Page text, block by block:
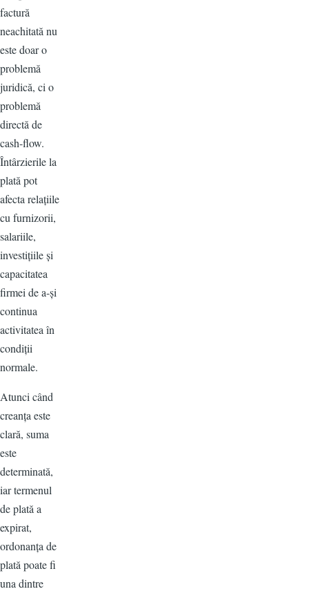
factură
neachitată nu
este doar o
problemă
juridică, ci o
problemă
directă de
cash-flow.
Întârzierile la
plată pot
afecta relațiile
cu furnizorii,
salariile,
investițiile și
capacitatea
firmei de a-și
continua
activitatea în
condiții
normale.
Atunci când
creanța este
clară, suma
este
determinată,
iar termenul
de plată a
expirat,
ordonanța de
plată poate fi
una dintre